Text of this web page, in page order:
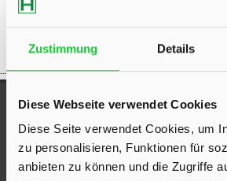
Zustimmung Details
Diese Webseite verwendet Cookies
Diese Seite verwendet Cookies, um
zu personalisieren, Funktionen für
anbieten zu können und die Zugriffe
...
UNSERE